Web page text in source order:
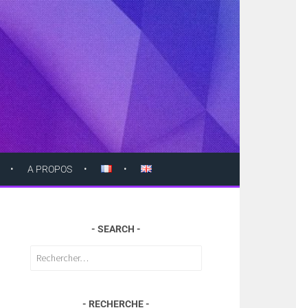
A PROPOS
SEARCH
Rechercher :
RECHERCHE